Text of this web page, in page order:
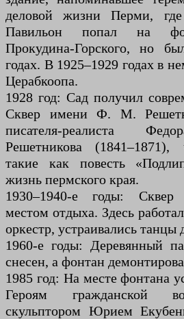
деловой жизни Перми,
Павильон попал на
Прокудина-Горского, но
годах. В 1925–1929 годах в
Церабкоопа.
1928 год: Сад получил
Сквер имени Ф. М.
писателя-реалиста
Решетникова (1841–1871),
такие как повесть
жизнь пермского края.
1930–1940-е годы: Сквер
местом отдыха. Здесь
оркестр, устраивались танцы
1960-е годы: Деревянный
снесен, а фонтан
1985 год: На месте фонтана
Героям гражданской
скульптором Юрием